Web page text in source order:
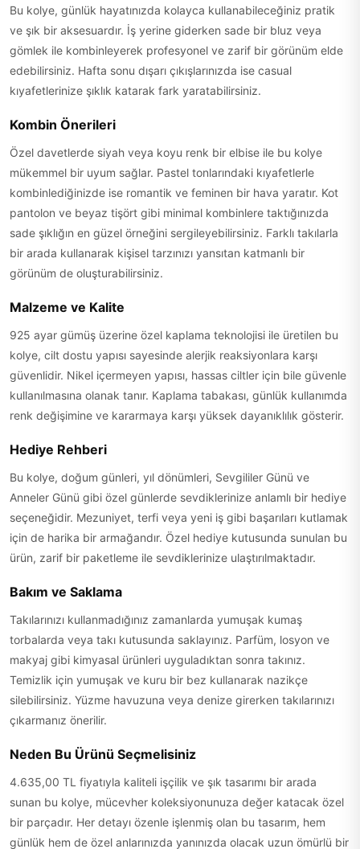
Bu kolye, günlük hayatınızda kolayca kullanabileceğiniz pratik
ve şık bir aksesuardır. İş yerine giderken sade bir bluz veya
gömlek ile kombinleyerek profesyonel ve zarif bir görünüm elde
edebilirsiniz. Hafta sonu dışarı çıkışlarınızda ise casual
kıyafetlerinize şıklık katarak fark yaratabilirsiniz.
Kombin Önerileri
Özel davetlerde siyah veya koyu renk bir elbise ile bu kolye
mükemmel bir uyum sağlar. Pastel tonlarındaki kıyafetlerle
kombinlediğinizde ise romantik ve feminen bir hava yaratır. Kot
pantolon ve beyaz tişört gibi minimal kombinlere taktığınızda
sade şıklığın en güzel örneğini sergileyebilirsiniz. Farklı takılarla
bir arada kullanarak kişisel tarzınızı yansıtan katmanlı bir
görünüm de oluşturabilirsiniz.
Malzeme ve Kalite
925 ayar gümüş üzerine özel kaplama teknolojisi ile üretilen bu
kolye, cilt dostu yapısı sayesinde alerjik reaksiyonlara karşı
güvenlidir. Nikel içermeyen yapısı, hassas ciltler için bile güvenle
kullanılmasına olanak tanır. Kaplama tabakası, günlük kullanımda
renk değişimine ve kararmaya karşı yüksek dayanıklılık gösterir.
Hediye Rehberi
Bu kolye, doğum günleri, yıl dönümleri, Sevgililer Günü ve
Anneler Günü gibi özel günlerde sevdiklerinize anlamlı bir hediye
seçeneğidir. Mezuniyet, terfi veya yeni iş gibi başarıları kutlamak
için de harika bir armağandır. Özel hediye kutusunda sunulan bu
ürün, zarif bir paketleme ile sevdiklerinize ulaştırılmaktadır.
Bakım ve Saklama
Takılarınızı kullanmadığınız zamanlarda yumuşak kumaş
torbalarda veya takı kutusunda saklayınız. Parfüm, losyon ve
makyaj gibi kimyasal ürünleri uyguladıktan sonra takınız.
Temizlik için yumuşak ve kuru bir bez kullanarak nazikçe
silebilirsiniz. Yüzme havuzuna veya denize girerken takılarınızı
çıkarmanız önerilir.
Neden Bu Ürünü Seçmelisiniz
4.635,00 TL fiyatıyla kaliteli işçilik ve şık tasarımı bir arada
sunan bu kolye, mücevher koleksiyonunuza değer katacak özel
bir parçadır. Her detayı özenle işlenmiş olan bu tasarım, hem
günlük hem de özel anlarınızda yanınızda olacak uzun ömürlü bir